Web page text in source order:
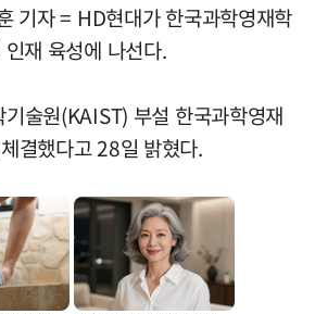
기자 = HD현대가 한국과학영재학
재 육성에 나선다.
술원(KAIST) 부설 한국과학영재
결했다고 28일 밝혔다.